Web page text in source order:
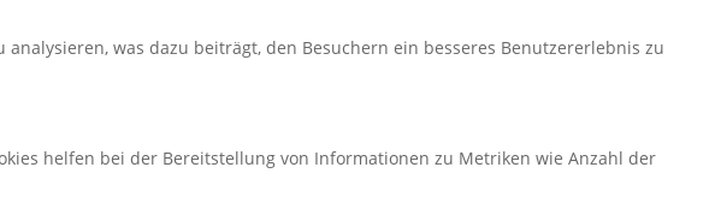
was dazu beiträgt, den Besuchern ein besseres Benutzererlebnis zu
helfen bei der Bereitstellung von Informationen zu Metriken wie Anzahl der